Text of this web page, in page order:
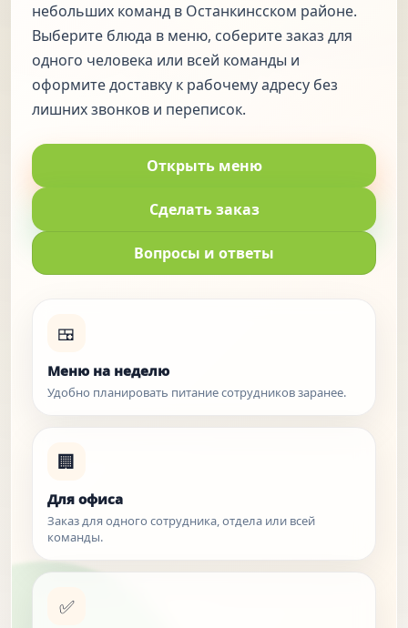
небольших команд в Останкинсском районе.
Выберите блюда в меню, соберите заказ для
одного человека или всей команды и
оформите доставку к рабочему адресу без
лишних звонков и переписок.
Открыть меню
Сделать заказ
Вопросы и ответы
🍱
Меню на неделю
Удобно планировать питание сотрудников заранее.
🏢
Для офиса
Заказ для одного сотрудника, отдела или всей
команды.
✅